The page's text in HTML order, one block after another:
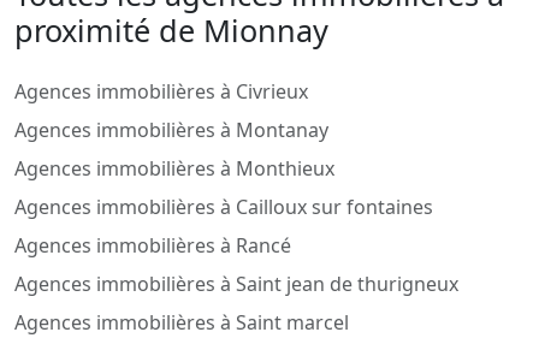
proximité de Mionnay
Agences immobilières à Civrieux
Agences immobilières à Montanay
Agences immobilières à Monthieux
Agences immobilières à Cailloux sur fontaines
Agences immobilières à Rancé
Agences immobilières à Saint jean de thurigneux
Agences immobilières à Saint marcel